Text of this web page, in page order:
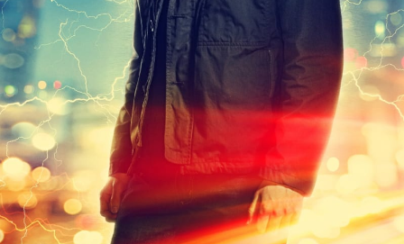
Cool Esport
Pořady
TV Program
Sledujte prima+
Přihlášení